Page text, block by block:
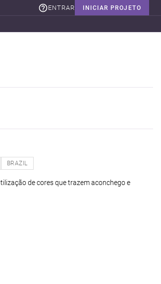
INICIAR PROJETO
ENTRAR
BRAZIL
de cores que trazem aconchego e